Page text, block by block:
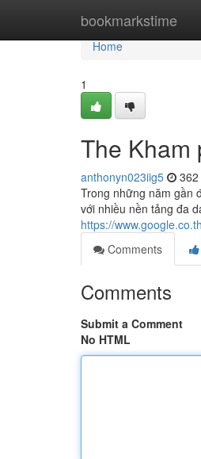
bookmarkstime
Home
Home
1
The Kham
anthonyn023iig5
Trong những năm gần
với nhiều nền tảng đa
https://
Comments
Comments
Submit a Comment
No HTML